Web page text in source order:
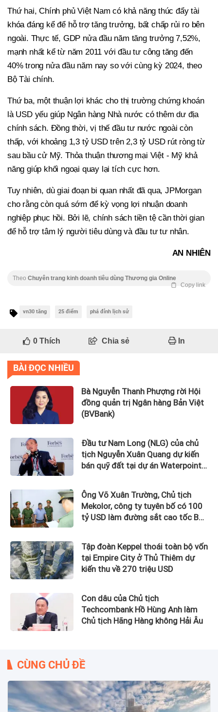
Thứ hai, Chính phủ Việt Nam có khả năng thúc đẩy tài
khóa đáng kể để hỗ trợ tăng trưởng, bất chấp rủi ro bên
ngoài. Thực tế, GDP nửa đầu năm tăng trưởng 7,52%,
mạnh nhất kể từ năm 2011 với đầu tư công tăng đến
40% trong nửa đầu năm nay so với cùng kỳ 2024, theo
Bộ Tài chính.
Thứ ba, một thuận lợi khác cho thị trường chứng khoán
là USD yếu giúp Ngân hàng Nhà nước có thêm dư địa
chính sách. Đồng thời, vị thế đầu tư nước ngoài còn
thấp, với khoảng 1,3 tỷ USD trên 2,3 tỷ USD rút ròng từ
sau bầu cử Mỹ. Thỏa thuận thương mại Việt - Mỹ khả
năng giúp khối ngoại quay lại tích cực hơn.
Tuy nhiên, dù giai đoạn bi quan nhất đã qua, JPMorgan
cho rằng còn quá sớm để kỳ vọng lợi nhuận doanh
nghiệp phục hồi. Bởi lẽ, chính sách tiền tệ cần thời gian
để hỗ trợ tâm lý người tiêu dùng và đầu tư tư nhân.
AN NHIÊN
Theo Chuyên trang kinh doanh tiêu dùng Thương gia Online
Copy link
vn30 tăng 25 điểm phá đỉnh lịch sử
0Thích Chia sẻ In
BÀI ĐỌC NHIỀU
Bà Nguyễn Thanh Phượng rời Hội
đồng quản trị Ngân hàng Bản Việt
(BVBank)
Đầu tư Nam Long (NLG) của chủ
tịch Nguyễn Xuân Quang dự kiến
bán quỹ đất tại dự án Waterpoint,
Ông Võ Xuân Trường, Chủ tịch
Mekolor, công ty tuyên bố có 100
tỷ USD làm đường sắt cao tốc Bắc
Tập đoàn Keppel thoái toàn bộ vốn
tại Empire City ở Thủ Thiêm dự
kiến thu về 270 triệu USD
Con dâu của Chủ tịch
Techcombank Hồ Hùng Anh làm
Chủ tịch Hãng Hàng không Hải Âu
CÙNG CHỦ ĐỀ